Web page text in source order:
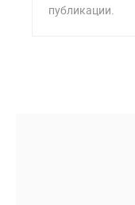
публикации.